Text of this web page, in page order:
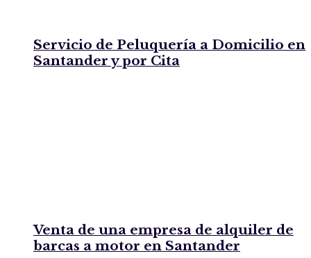
Servicio de Peluquería a Domicilio en
Santander y por Cita
Venta de una empresa de alquiler de
barcas a motor en Santander